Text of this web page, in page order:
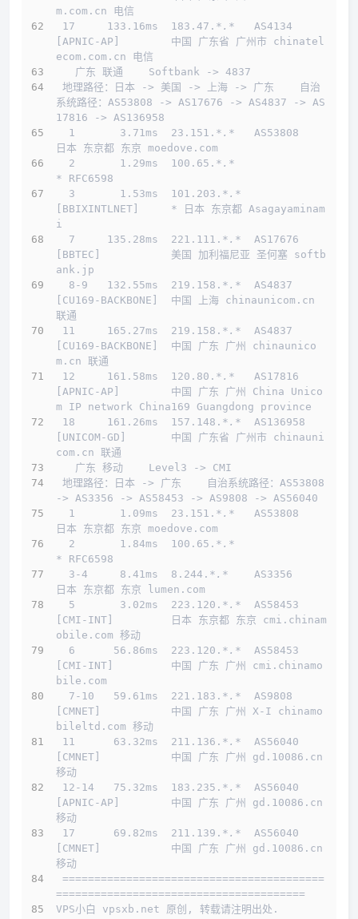
m.com.cn 电信
17     133.16ms  183.47. *.*
   AS4134
[APNIC-AP]        中国 广东省 广州市 chinatel
ecom.com.cn 电信
   广东 联通    Softbank -> 4837
系统路径：AS53808 -> AS17676 -> AS4837 -> AS
17816 -> AS136958
  1       3.71ms  23.151.
*.*
   AS53808
日本 东京都 东京 moedove.com
  2       1.29ms  100.65.
*.*
* RFC6598
  3       1.53ms  101.203.
*.*
[BBIXINTLNET]     * 日本 东京都 Asagayaminam
i
  7     135.28ms  221.111.
*.*
  AS17676
[BBTEC]           美国 加利福尼亚 圣何塞 softb
ank.jp
  8-9   132.55ms  219.158.
*.*
  AS4837
[CU169-BACKBONE]  中国 上海 chinaunicom.cn
联通
11     165.27ms  219.158. *.*
  AS4837
[CU169-BACKBONE]  中国 广东 广州 chinaunico
m.cn 联通
12     161.58ms  120.80. *.*
   AS17816
[APNIC-AP]        中国 广东 广州 China Unico
m IP network China169 Guangdong province
18     161.26ms  157.148. *.*
  AS136958
[UNICOM-GD]       中国 广东省 广州市 chinauni
com.cn 联通
   广东 移动    Level3 -> CMI
-> AS3356 -> AS58453 -> AS9808 -> AS56040
  1       1.09ms  23.151.
*.*
   AS53808
日本 东京都 东京 moedove.com
  2       1.84ms  100.65.
*.*
* RFC6598
  3-4     8.41ms  8.244.
*.*
    AS3356
日本 东京都 东京 lumen.com
  5       3.02ms  223.120.
*.*
  AS58453
[CMI-INT]         日本 东京都 东京 cmi.chinam
obile.com 移动
  6      56.86ms  223.120.
*.*
  AS58453
[CMI-INT]         中国 广东 广州 cmi.chinamo
bile.com
  7-10   59.61ms  221.183.
*.*
  AS9808
[CMNET]           中国 广东 广州 X-I chinamo
bileltd.com 移动
11      63.32ms  211.136. *.*
  AS56040
[CMNET]           中国 广东 广州 gd.10086.cn
移动
12-14   75.32ms  183.235. *.*
  AS56040
[APNIC-AP]        中国 广东 广州 gd.10086.cn
移动
17      69.82ms  211.139. *.*
  AS56040
[CMNET]           中国 广东 广州 gd.10086.cn
移动
=======================================
VPS小白 vpsxb.net 原创, 转载请注明出处.